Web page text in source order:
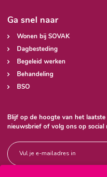
Blijf op de hoogte van het laatste
nieuwsbrief of volg ons op social
Ga snel naar
Wonen bij SOVAK
Dagbesteding
Begeleid werken
Behandeling
BSO